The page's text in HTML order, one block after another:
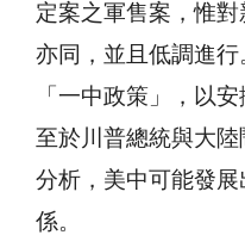
定案之軍售案，惟
亦同，並且低調進
「一中政策」，以安
至於川普總統與大
分析，美中可能發
係。